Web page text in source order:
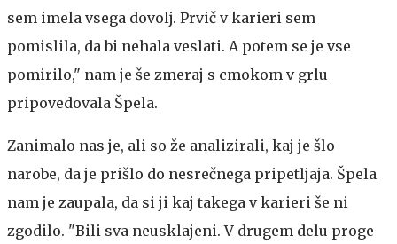
sem imela vsega dovolj. Prvič v karieri sem
pomislila, da bi nehala veslati. A potem se je vse
pomirilo," nam je še zmeraj s cmokom v grlu
pripovedovala Špela.
Zanimalo nas je, ali so že analizirali, kaj je šlo
narobe, da je prišlo do nesrečnega pripetljaja. Špela
nam je zaupala, da si ji kaj takega v karieri še ni
zgodilo. "Bili sva neusklajeni. V drugem delu proge